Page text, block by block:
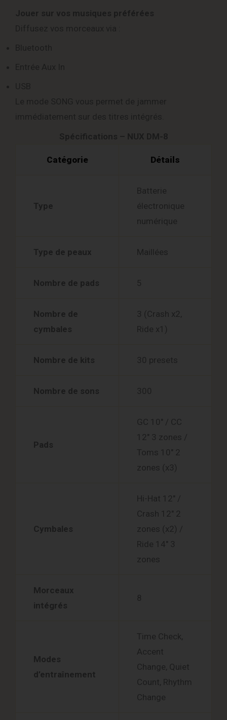
Catégorie Détails
Type
Batterie
électronique
numérique
Type de peaux Maillées
Nombre de pads 5
Nombre de
cymbales
3 (Crash x2,
Ride x1)
Nombre de kits 30 presets
Nombre de sons 300
Pads
GC 10″ / CC
12″ 3 zones /
Toms 10″ 2
zones (x3)
Cymbales
Hi-Hat 12″ /
Crash 12″ 2
zones (x2) /
Ride 14″ 3
zones
Morceaux
intégrés
8
Modes
d’entraînement
Time Check,
Accent
Change, Quiet
Count, Rhythm
Change